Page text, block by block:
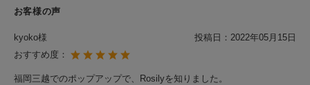
お客様の声
kyoko様 投稿日： 2022年05月15日
おすすめ度：
福岡三越でのポップアップで、Rosilyを知りました。